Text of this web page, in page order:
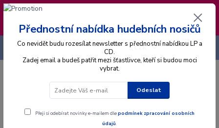
❣️ Od 4.8. do 13.8. čerpám dovolenou. Datum
expedice objednávek se posouvá na pátek
14.8.2026 🐋
Menu
CZK
+420 725 736 293
Přednostní nabídka hudebních nosičů
Co nevidět budu rozesílat newsletter s přednostní nabídkou LP a
CD.
Zadej email a budeš patřit mezi šťastlivce, kteří si budou moci
vybrat.
Odeslat
Přeji si odebírat novinky e-mailem dlepodmínek zpracování osobních
údajů.